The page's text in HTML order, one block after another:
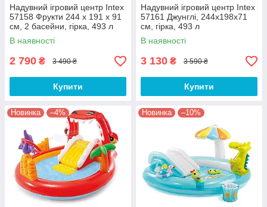
Надувний ігровий центр Intex
57158 Фрукти 244 x 191 x 91
см, 2 басейни, гірка, 493 л
В наявності
2 790 ₴ 3 490 ₴
Купити
Надувний ігровий центр Intex
57161 Джунглі, 244x198x71
см, гірка, 493 л
В наявності
3 130 ₴ 3 590 ₴
Купити
Новинка –4% Новинка –10%